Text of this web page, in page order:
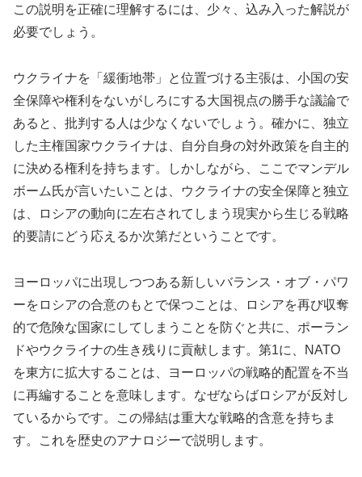
この説明を正確に理解するには、少々、込み入った解説が
必要でしょう。
ウクライナを「緩衝地帯」と位置づける主張は、小国の安
全保障や権利をないがしろにする大国視点の勝手な議論で
あると、批判する人は少なくないでしょう。確かに、独立
した主権国家ウクライナは、自分自身の対外政策を自主的
に決める権利を持ちます。しかしながら、ここでマンデル
ボーム氏が言いたいことは、ウクライナの安全保障と独立
は、ロシアの動向に左右されてしまう現実から生じる戦略
的要請にどう応えるか次第だということです。
ヨーロッパに出現しつつある新しいバランス・オブ・パワ
ーをロシアの合意のもとで保つことは、ロシアを再び収奪
的で危険な国家にしてしまうことを防ぐと共に、ポーラン
ドやウクライナの生き残りに貢献します。第1に、NATO
を東方に拡大することは、ヨーロッパの戦略的配置を不当
に再編することを意味します。なぜならばロシアが反対し
ているからです。この帰結は重大な戦略的含意を持ちま
す。これを歴史のアナロジーで説明します。